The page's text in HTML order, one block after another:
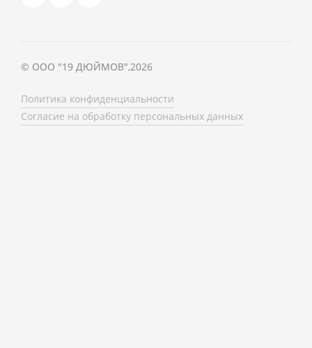
© ООО "19 ДЮЙМОВ",2026
Политика конфиденциальности
Согласие на обработку персональных данных